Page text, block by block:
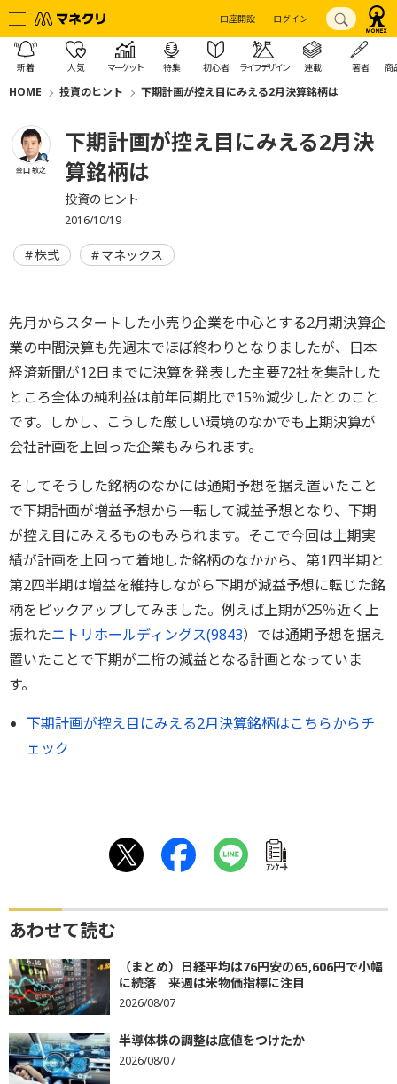
口座開設 ログイン
新着 人気 マーケット 特集 初心者 ライフデザイン 連載 著者 商
HOME 投資のヒント 下期計画が控え目にみえる2月決算銘柄は
金山 敏之
下期計画が控え目にみえる2月決
算銘柄は
投資のヒント
2016/10/19
株式 マネックス
先月からスタートした小売り企業を中心とする2月期決算企
業の中間決算も先週末でほぼ終わりとなりましたが、日本
経済新聞が12日までに決算を発表した主要72社を集計した
ところ全体の純利益は前年同期比で15％減少したとのこと
です。しかし、こうした厳しい環境のなかでも上期決算が
会社計画を上回った企業もみられます。
そしてそうした銘柄のなかには通期予想を据え置いたこと
で下期計画が増益予想から一転して減益予想となり、下期
が控え目にみえるものもみられます。そこで今回は上期実
績が計画を上回って着地した銘柄のなかから、第1四半期と
第2四半期は増益を維持しながら下期が減益予想に転じた銘
柄をピックアップしてみました。例えば上期が25％近く上
振れたニトリホールディングス(9843）では通期予想を据え
置いたことで下期が二桁の減益となる計画となっていま
す。
下期計画が控え目にみえる2月決算銘柄はこちらからチ
ェック
ｱﾝｹｰﾄ
あわせて読む
（まとめ）日経平均は76円安の65,606円で小幅
に続落 来週は米物価指標に注目
2026/08/07
半導体株の調整は底値をつけたか
2026/08/07